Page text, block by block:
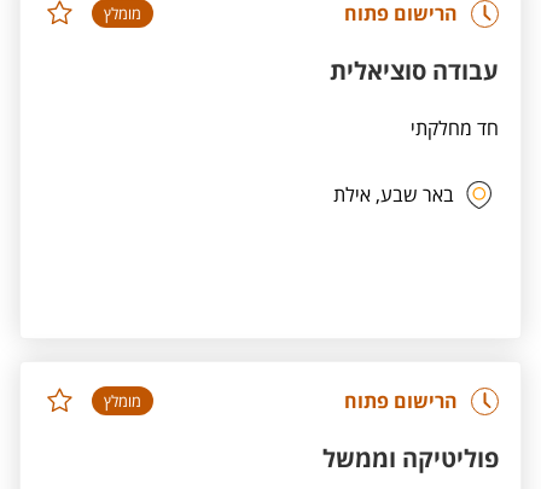
מומלץ הרישום פתוח
עבודה סוציאלית
חד מחלקתי
באר שבע, אילת
מומלץ הרישום פתוח
פוליטיקה וממשל